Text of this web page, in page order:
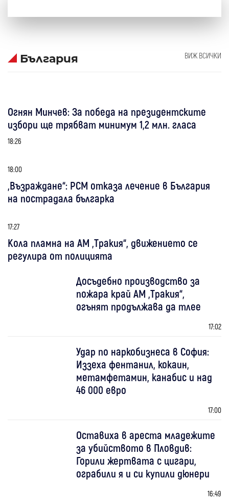
България ВИЖ ВСИЧКИ
Огнян Минчев: За победа на президентските
избори ще трябват минимум 1,2 млн. гласа
18:26
18:00
„Възраждане“: РСМ отказа лечение в България
на пострадала българка
17:27
Кола пламна на АМ „Тракия“, движението се
регулира от полицията
Досъдебно производство за
пожара край АМ „Тракия“,
огънят продължава да тлее
17:02
Удар по наркобизнеса в София:
Иззеха фентанил, кокаин,
метамфетамин, канабис и над
46 000 евро
17:00
Оставиха в ареста младежите
за убийството в Пловдив:
Горили жертвата с цигари,
ограбили я и си купили дюнери
16:49